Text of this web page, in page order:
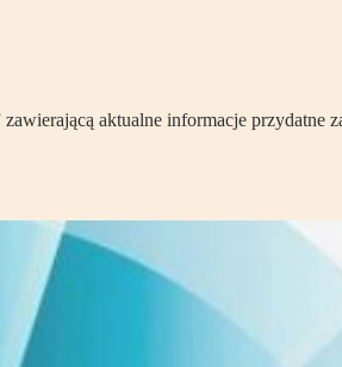
aktualne informacje przydatne